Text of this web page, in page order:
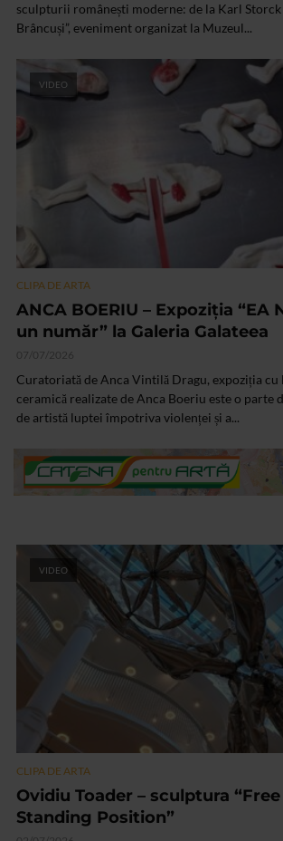
sculpturii românești moderne: de la Karl
Brâncuși”, eveniment organizat la Muzeul...
VIDEO
CLIPA DE ARTA
ANCA BOERIU – Expoziţia “EA
un număr” la Galeria Galateea
07/07/2026
Curatoriată de Anca Vintilă Dragu, expoziția
ceramică realizate de Anca Boeriu este o parte
de artistă luptei împotriva violenței și a...
VIDEO
CLIPA DE ARTA
Ovidiu Toader – sculptura
Standing Position”